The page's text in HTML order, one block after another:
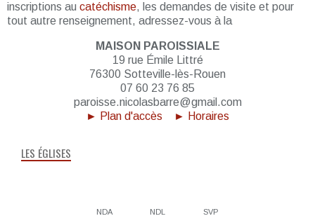
inscriptions au catéchisme, les demandes de visite et pour
tout autre renseignement, adressez-vous à la
MAISON PAROISSIALE
19 rue Émile Littré
76300 Sotteville-lès-Rouen
07 60 23 76 85
paroisse.nicolasbarre@gmail.com
► Plan d'accès
► Horaires
LES ÉGLISES
NDA NDL SVP